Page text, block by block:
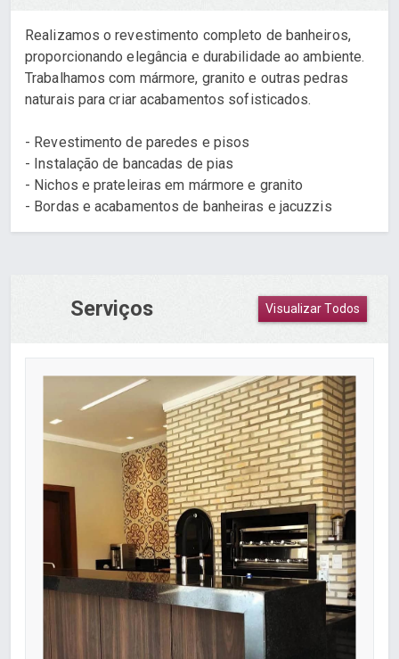
Realizamos o revestimento completo de banheiros,
proporcionando elegância e durabilidade ao ambiente.
Trabalhamos com mármore, granito e outras pedras
naturais para criar acabamentos sofisticados.
- Revestimento de paredes e pisos
- Instalação de bancadas de pias
- Nichos e prateleiras em mármore e granito
- Bordas e acabamentos de banheiras e jacuzzis
Serviços Visualizar Todos